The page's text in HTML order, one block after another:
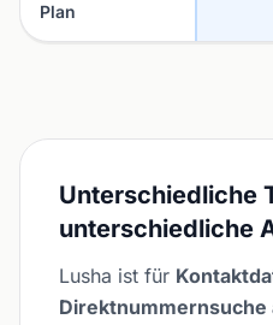
Plan
Unterschiedliche
unterschiedliche
Lusha ist für
Direktnummernsuche